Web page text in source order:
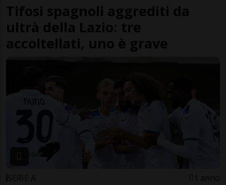
Tifosi spagnoli aggrediti da
ultrà della Lazio: tre
accoltellati, uno è grave
SERIE A 1 anno